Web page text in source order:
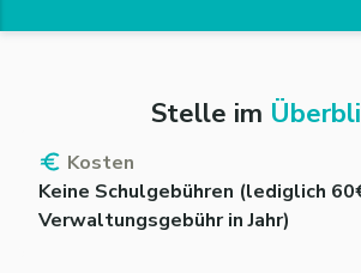
Stelle im
Kosten
Keine Schulgebühren (lediglich
Verwaltungsgebühr in Jahr)